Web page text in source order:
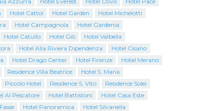
Hotel Cattoi Hotel Garden
Hotel Michelotti
Hotel Campagnola
Hotel Gardenia
Hotel Catullo
Hotel Giò
Hotel Valbella
Hotel Alla Riviera Dipendenza
Hotel Cisano
Hotel Drago Center Hotel Firenze
Hotel Merano
Residence Villa Beatrice
Hotel S. Maria
Piccolo Hotel
Residence S. Vito
Residence Solei
Al Pescatore
Hotel Battistoni
Hotel Casa Este
Hotel Panoramica
Hotel Silvanella